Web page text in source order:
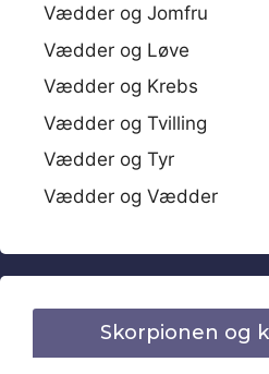
Vædder og Jomfru
Vædder og Løve
Vædder og Krebs
Vædder og Tvilling
Vædder og Tyr
Vædder og Vædder
Skorpionen og